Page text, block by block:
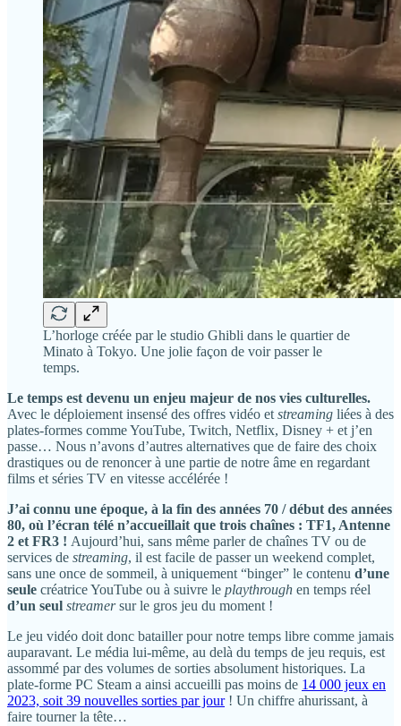
L’horloge créée par le studio Ghibli dans le quartier de
Minato à Tokyo. Une jolie façon de voir passer le
temps.
Le temps est devenu un enjeu majeur de nos vies culturelles.
Avec le déploiement insensé des offres vidéo et streaming liées à des
plates-formes comme YouTube, Twitch, Netflix, Disney + et j’en
passe… Nous n’avons d’autres alternatives que de faire des choix
drastiques ou de renoncer à une partie de notre âme en regardant
films et séries TV en vitesse accélérée !
J’ai connu une époque, à la fin des années 70 / début des années
80, où l’écran télé n’accueillait que trois chaînes : TF1, Antenne
2 et FR3 ! Aujourd’hui, sans même parler de chaînes TV ou de
services de streaming, il est facile de passer un weekend complet,
sans une once de sommeil, à uniquement “binger” le contenu d’une
seule créatrice YouTube ou à suivre le playthrough en temps réel
d’un seul streamersur le gros jeu du moment !
Le jeu vidéo doit donc batailler pour notre temps libre comme jamais
auparavant. Le média lui-même, au delà du temps de jeu requis, est
assommé par des volumes de sorties absolument historiques. La
plate-forme PC Steam a ainsi accueilli pas moins de 14 000 jeux en
2023, soit 39 nouvelles sorties par jour! Un chiffre ahurissant, à
faire tourner la tête…